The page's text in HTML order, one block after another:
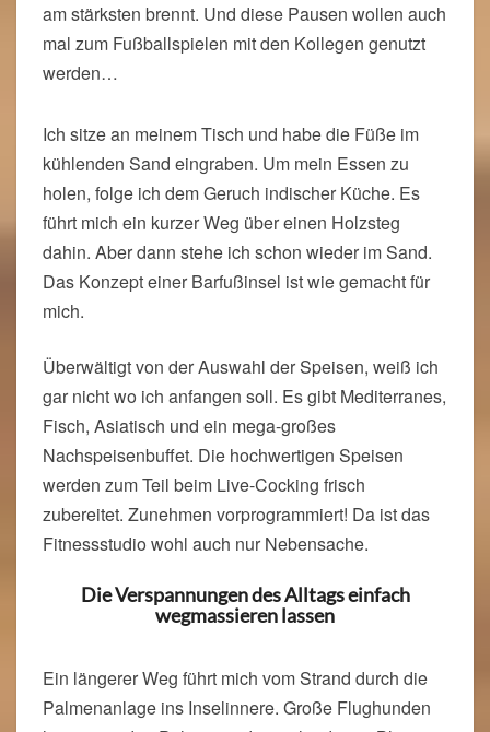
am stärksten brennt. Und diese Pausen wollen auch
mal zum Fußballspielen mit den Kollegen genutzt
werden…
Ich sitze an meinem Tisch und habe die Füße im
kühlenden Sand eingraben. Um mein Essen zu
holen, folge ich dem Geruch indischer Küche. Es
führt mich ein kurzer Weg über einen Holzsteg
dahin. Aber dann stehe ich schon wieder im Sand.
Das Konzept einer Barfußinsel ist wie gemacht für
mich.
Überwältigt von der Auswahl der Speisen, weiß ich
gar nicht wo ich anfangen soll. Es gibt Mediterranes,
Fisch, Asiatisch und ein mega-großes
Nachspeisenbuffet. Die hochwertigen Speisen
werden zum Teil beim Live-Cocking frisch
zubereitet. Zunehmen vorprogrammiert! Da ist das
Fitnessstudio wohl auch nur Nebensache.
Die Verspannungen des Alltags einfach
wegmassieren lassen
Ein längerer Weg führt mich vom Strand durch die
Palmenanlage ins Inselinnere. Große Flughunden